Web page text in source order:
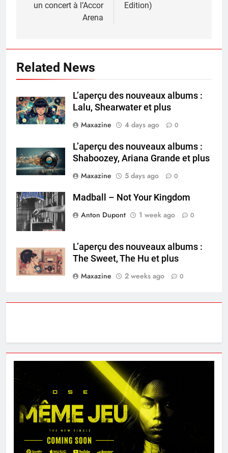
un concert à l’Accor
Arena
Edition)
Related News
L’aperçu des nouveaux albums :
Lalu, Shearwater et plus
Maxazine
4 days ago 0
L’aperçu des nouveaux albums :
Shaboozey, Ariana Grande et plus
Maxazine
5 days ago 0
Madball – Not Your Kingdom
Anton Dupont
1 week ago 0
L’aperçu des nouveaux albums :
The Sweet, The Hu et plus
Maxazine
2 weeks ago 0